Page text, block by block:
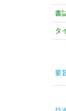
書
タ
要